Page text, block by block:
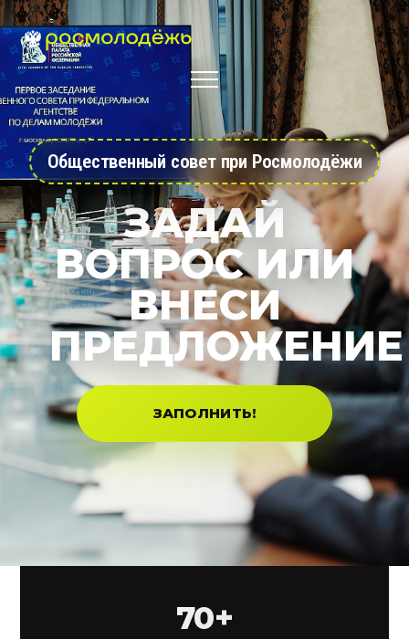
Общественный совет при Росмолодёжи
ЗАДАЙ
ВОПРОС ИЛИ
ВНЕСИ
ПРЕДЛОЖЕНИЕ
ЗАПОЛНИТЬ!
70+